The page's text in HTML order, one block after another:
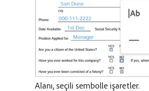
Alanı, seçili sembolle işaretler.